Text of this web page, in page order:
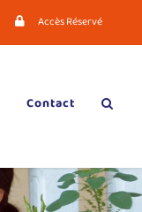
Accès Réservé
Contact